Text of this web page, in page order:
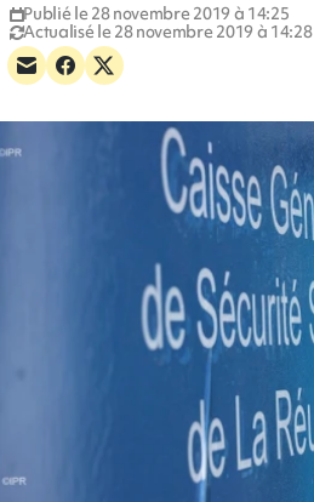
Publié le 28 novembre 2019 à 14:25
Actualisé le 28 novembre 2019 à 14:28